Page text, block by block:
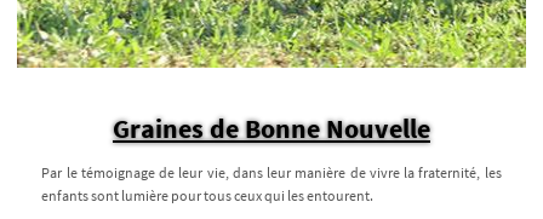
Graines de Bonne Nouvelle
Par le témoignage de leur vie, dans leur manière de vivre la fraternité, les
enfants sont lumière pour tous ceux qui les entourent.